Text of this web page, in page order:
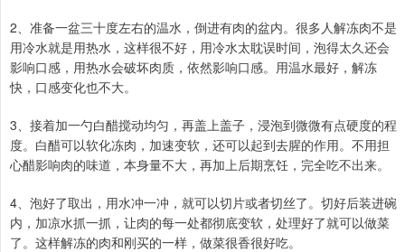
2、准备一盆三十度左右的温水，倒进有肉的盆内。很多人解冻肉不是
用冷水就是用热水，这样很不好，用冷水太耽误时间，泡得太久还会
影响口感，用热水会破坏肉质，依然影响口感。用温水最好，解冻
快，口感变化也不大。
3、接着加一勺白醋搅动均匀，再盖上盖子，浸泡到微微有点硬度的程
度。白醋可以软化冻肉，加速变软，还可以起到去腥的作用。不用担
心醋影响肉的味道，本身量不大，再加上后期烹饪，完全吃不出来。
4、泡好了取出，用水冲一冲，就可以切片或者切丝了。切好后装进碗
内，加凉水抓一抓，让肉的每一处都彻底变软，处理好了就可以做菜
了。这样解冻的肉和刚买的一样，做菜很香很好吃。